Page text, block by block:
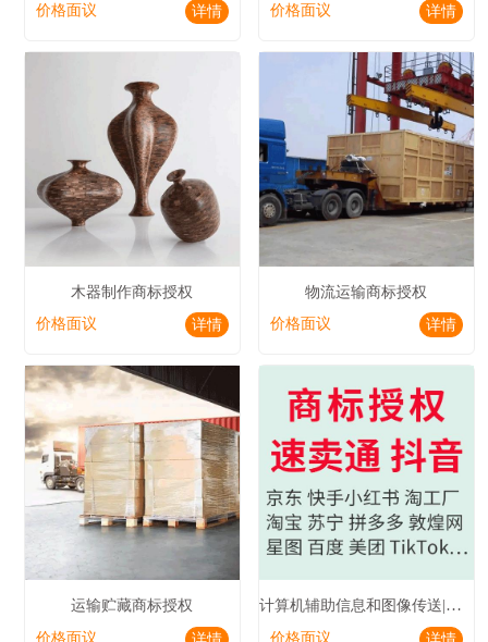
价格面议
详情
价格面议
详情
木器制作商标授权
价格面议
详情
物流运输商标授权
价格面议
详情
运输贮藏商标授权
价格面议
计算机辅助信息和图像传送|电视播放商标授权
价格面议